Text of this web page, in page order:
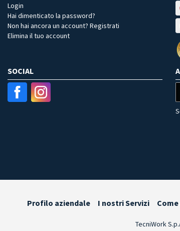
Login
Hai dimenticato la password?
Non hai ancora un account? Registrati
Elimina il tuo account
SOCIAL
Profilo aziendale I nostri Servizi
TecniWork